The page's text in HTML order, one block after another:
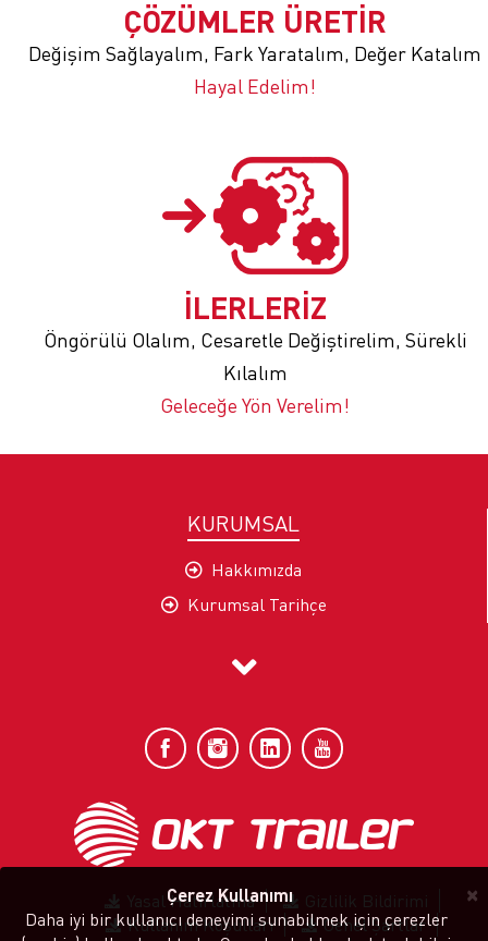
ÇÖZÜMLER ÜRETİR
Değişim Sağlayalım, Fark Yaratalım, Değer Katalım
Hayal Edelim!
İLERLERİZ
Öngörülü Olalım, Cesaretle Değiştirelim, Sürekli
Kılalım
Geleceğe Yön Verelim!
KURUMSAL
Hakkımızda
Kurumsal Tarihçe
Misyon ve Vizyon
Kalite ve Sürdürülebilirlik
Yasal Hatırlatma
Gizlilik Bildirimi
Kullanım Koşulları
Genel Şartlar
×
Çerez Kullanımı
Daha iyi bir kullanıcı deneyimi sunabilmek için çerezler